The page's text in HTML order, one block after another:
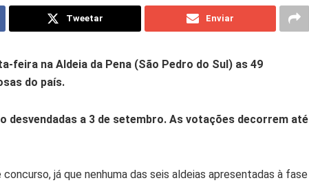
Tweetar Enviar
feira na Aldeia da Pena (São Pedro do Sul) as 49
do país.
desvendadas a 3 de setembro. As votações decorrem até
já que nenhuma das seis aldeias apresentadas à fase